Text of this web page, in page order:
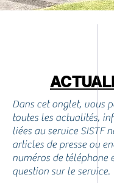
Dans cet onglet, vous
toutes les actualités,
liées au service SISTF
articles de presse ou
numéros de téléphone
question sur le service.